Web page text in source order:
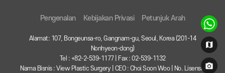
Pengenalan Kebijakan Privasi Petunjuk Arah
Alamat: 107, Bongeunsa-ro, Gangnam-gu, Seoul, Korea (201-14
Nonhyeon-dong)
Tel : +82-2-539-1177 | Fax : 02-539-1132
Nama Bisnis : View Plastic Surgery | CEO : Choi Soon Woo | No. Lisensi :